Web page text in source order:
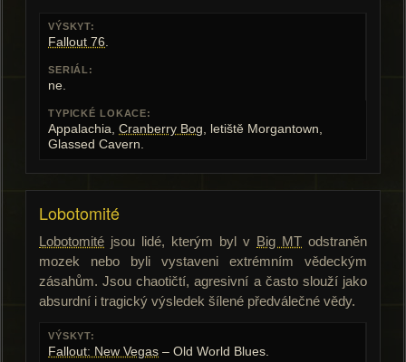
VÝSKYT:
Fallout 76.
SERIÁL:
ne.
TYPICKÉ LOKACE:
Appalachia, Cranberry Bog, letiště Morgantown,
Glassed Cavern.
Lobotomité
Lobotomité jsou lidé, kterým byl v Big MT odstraněn
mozek nebo byli vystaveni extrémním vědeckým
zásahům. Jsou chaotičtí, agresivní a často slouží jako
absurdní i tragický výsledek šílené předválečné vědy.
VÝSKYT:
Fallout: New Vegas – Old World Blues.